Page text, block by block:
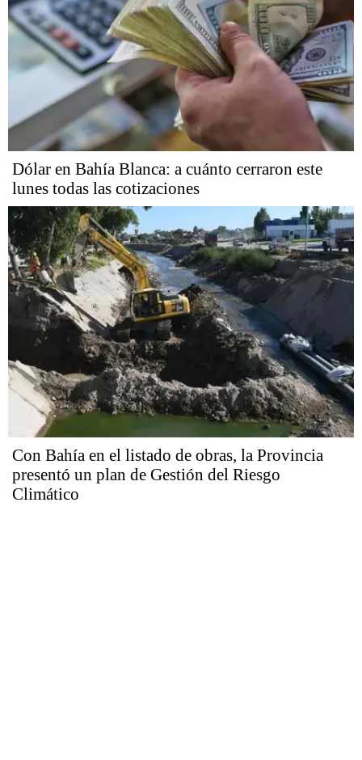
Dólar en Bahía Blanca: a cuánto cerraron este
lunes todas las cotizaciones
Con Bahía en el listado de obras, la Provincia
presentó un plan de Gestión del Riesgo
Climático